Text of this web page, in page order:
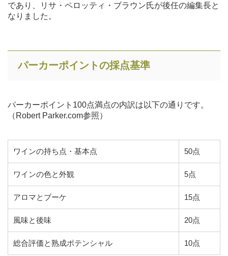
であり、リサ・ペロッティ・ブラウン氏が後任の編集長と
なりました。
パーカーポイントの採点基準
パーカーポイント100点満点の内訳は以下の通りです。
（Robert Parker.com参照）
ワインの持ち点・基本点 50点
ワインの色と外観 5点
アロマとブーケ 15点
風味と後味 20点
総合評価と熟成ポテンシャル 10点